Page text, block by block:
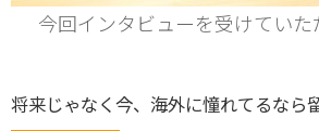
今回インタビューを受けてい
将来じゃなく今、海外に憧れてるなら